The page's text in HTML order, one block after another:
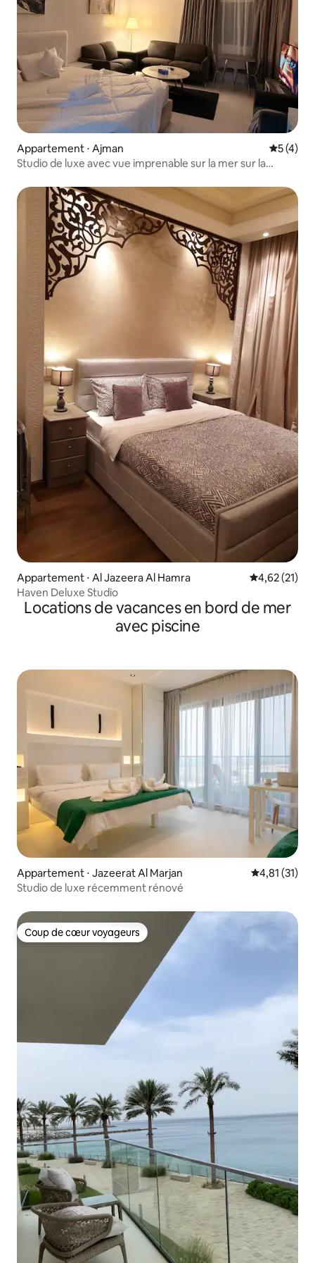
Appartement ⋅ Ajman
5 (4)
Studio de luxe avec vue imprenable sur la mer sur la
Appartement ⋅ Al Jazeera Al Hamra Évaluation
4,62 (21)
Haven Deluxe Studio
Locations de vacances en bord de mer
avec piscine
Appartement ⋅ Jazeerat Al Marjan Évaluation
4,81 (31)
Studio de luxe récemment rénové
Coup de cœur voyageurs
Coup de cœur voyageurs